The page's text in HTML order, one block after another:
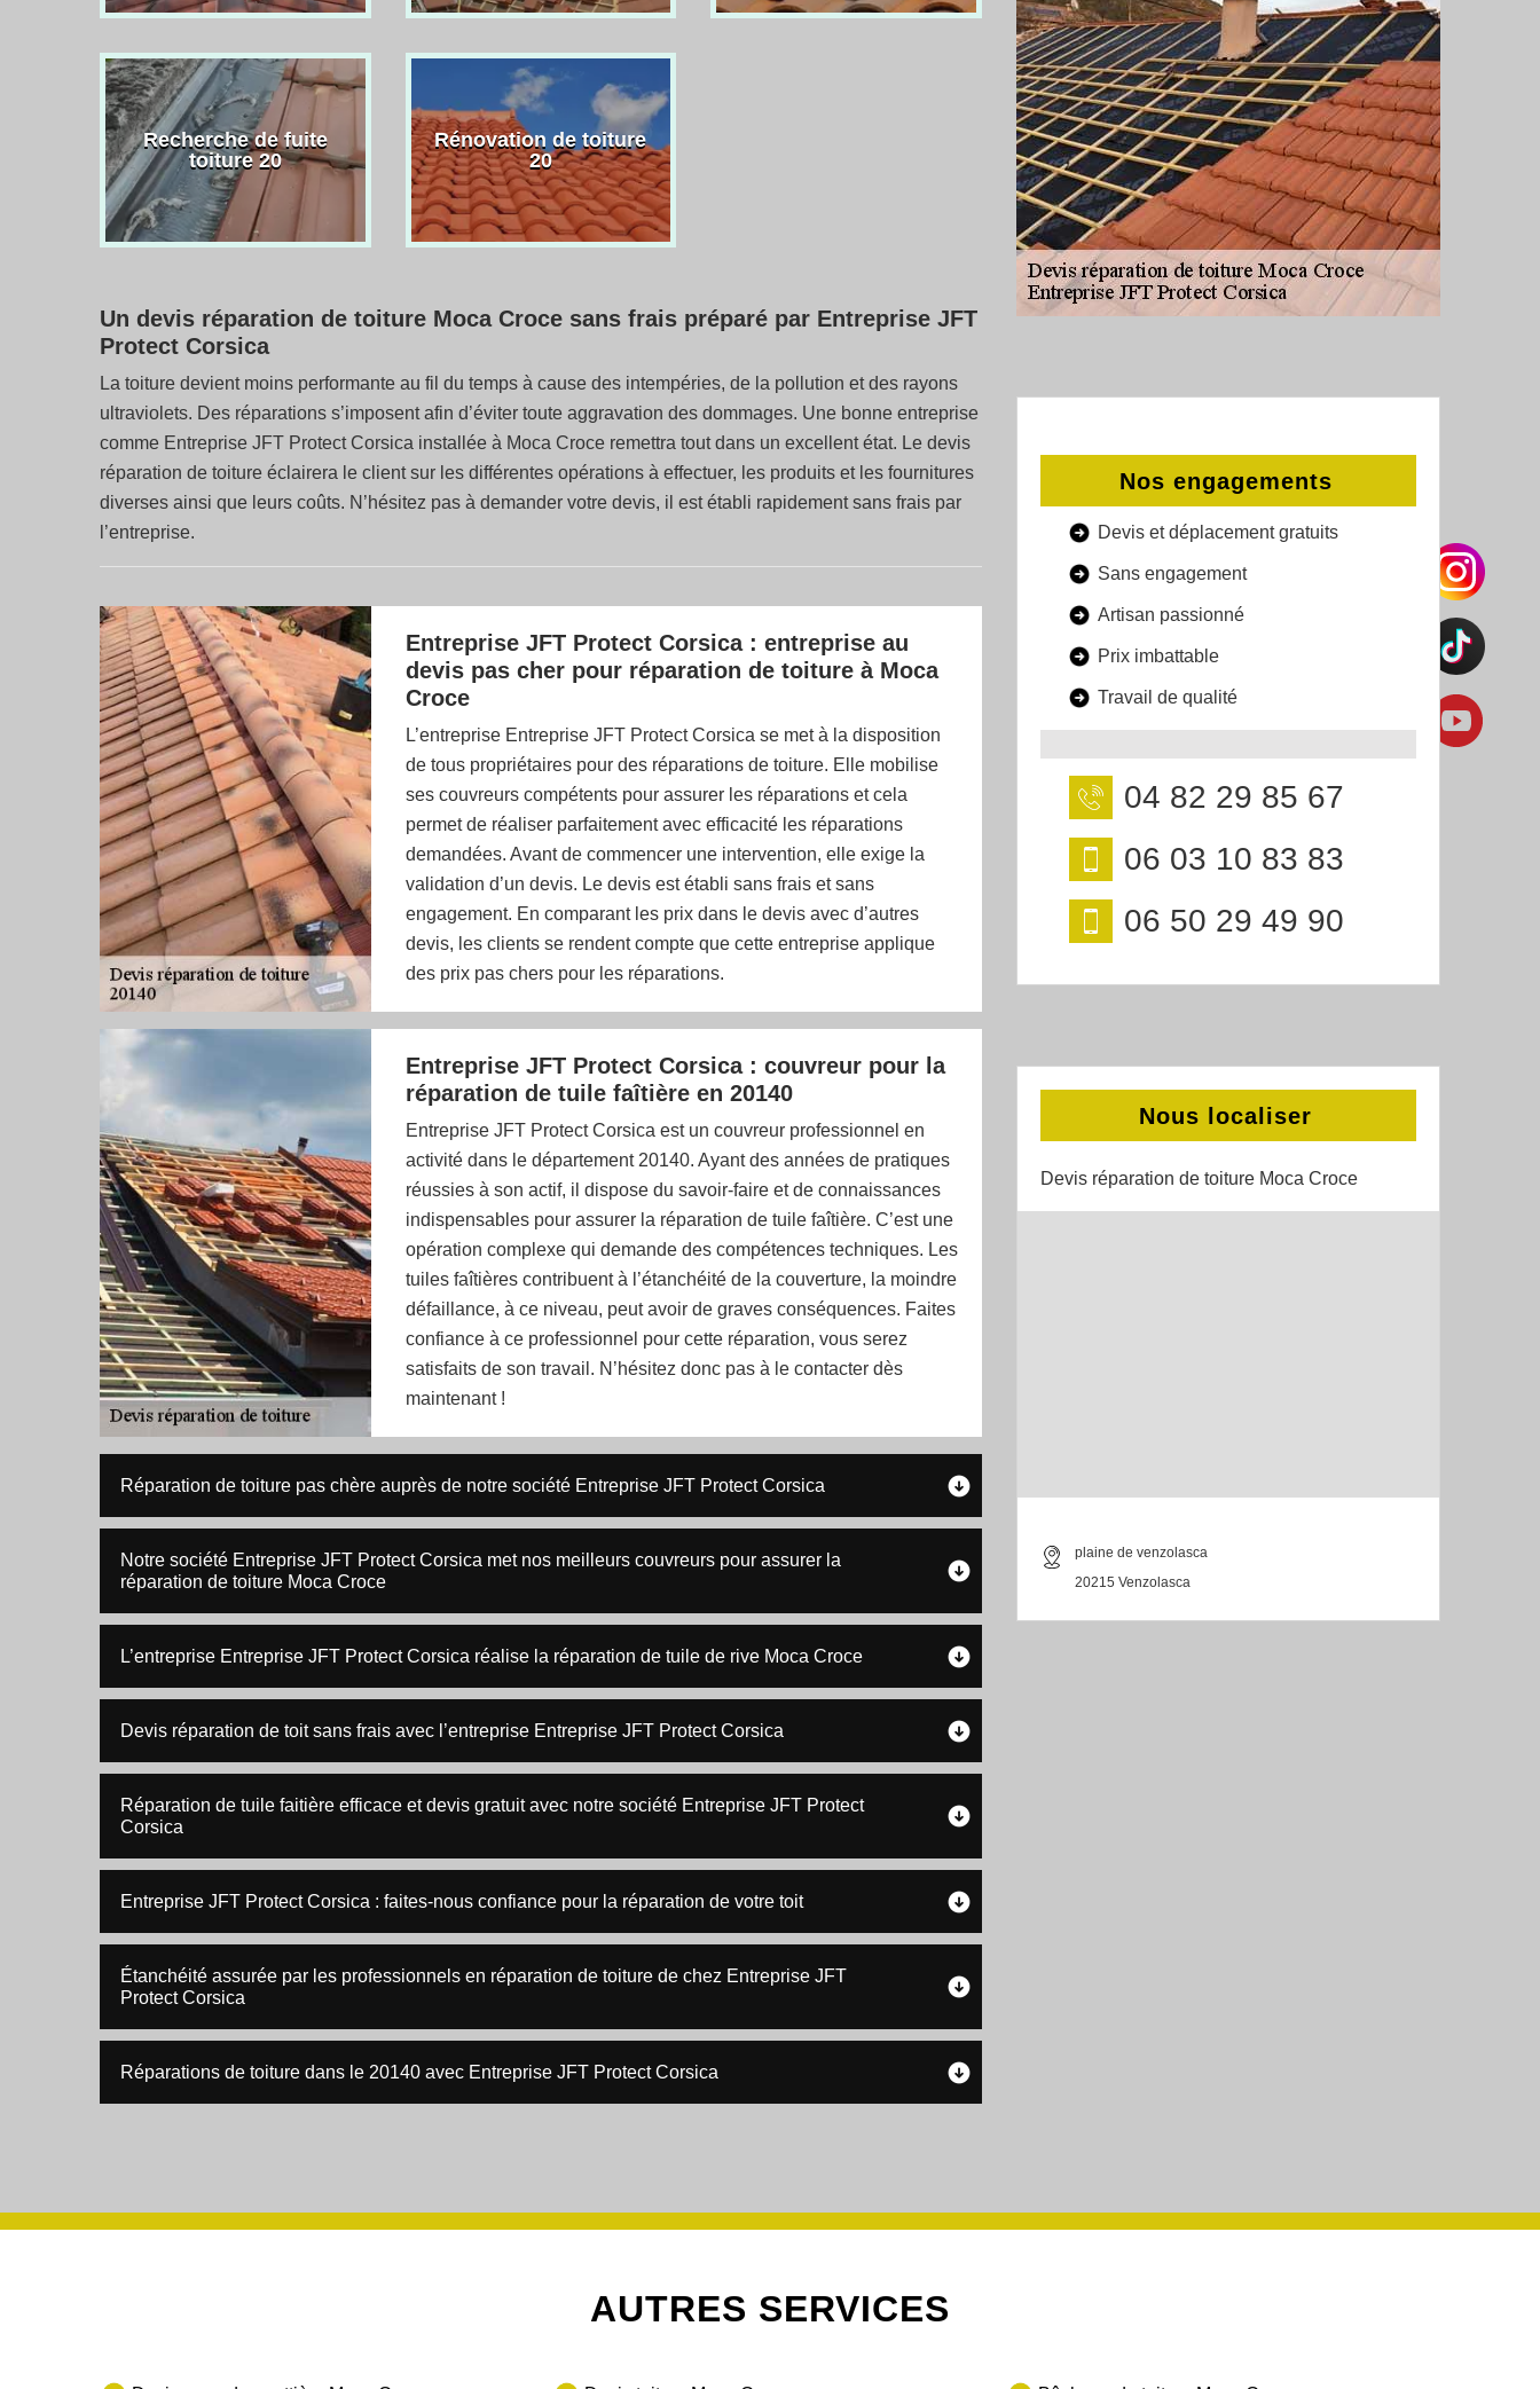
Recherche de fuite
toiture 20
Rénovation de toiture
20
Un devis réparation de toiture Moca Croce sans frais préparé par Entreprise JFT
Protect Corsica
La toiture devient moins performante au fil du temps à cause des intempéries, de la pollution et des rayons
ultraviolets. Des réparations s’imposent afin d’éviter toute aggravation des dommages. Une bonne entreprise
comme Entreprise JFT Protect Corsica installée à Moca Croce remettra tout dans un excellent état. Le devis
réparation de toiture éclairera le client sur les différentes opérations à effectuer, les produits et les fournitures
diverses ainsi que leurs coûts. N’hésitez pas à demander votre devis, il est établi rapidement sans frais par
l’entreprise.
Entreprise JFT Protect Corsica : entreprise au
devis pas cher pour réparation de toiture à Moca
Croce
L’entreprise Entreprise JFT Protect Corsica se met à la disposition
de tous propriétaires pour des réparations de toiture. Elle mobilise
ses couvreurs compétents pour assurer les réparations et cela
permet de réaliser parfaitement avec efficacité les réparations
demandées. Avant de commencer une intervention, elle exige la
validation d’un devis. Le devis est établi sans frais et sans
engagement. En comparant les prix dans le devis avec d’autres
devis, les clients se rendent compte que cette entreprise applique
des prix pas chers pour les réparations.
Entreprise JFT Protect Corsica : couvreur pour la
réparation de tuile faîtière en 20140
Entreprise JFT Protect Corsica est un couvreur professionnel en
activité dans le département 20140. Ayant des années de pratiques
réussies à son actif, il dispose du savoir-faire et de connaissances
indispensables pour assurer la réparation de tuile faîtière. C’est une
opération complexe qui demande des compétences techniques. Les
tuiles faîtières contribuent à l’étanchéité de la couverture, la moindre
défaillance, à ce niveau, peut avoir de graves conséquences. Faites
confiance à ce professionnel pour cette réparation, vous serez
satisfaits de son travail. N’hésitez donc pas à le contacter dès
maintenant !
Réparation de toiture pas chère auprès de notre société Entreprise JFT Protect Corsica
Notre société Entreprise JFT Protect Corsica met nos meilleurs couvreurs pour assurer la
réparation de toiture Moca Croce
L’entreprise Entreprise JFT Protect Corsica réalise la réparation de tuile de rive Moca Croce
Devis réparation de toit sans frais avec l’entreprise Entreprise JFT Protect Corsica
Réparation de tuile faitière efficace et devis gratuit avec notre société Entreprise JFT Protect
Corsica
Entreprise JFT Protect Corsica : faites-nous confiance pour la réparation de votre toit
Étanchéité assurée par les professionnels en réparation de toiture de chez Entreprise JFT
Protect Corsica
Réparations de toiture dans le 20140 avec Entreprise JFT Protect Corsica
Nos engagements
Devis et déplacement gratuits
Sans engagement
Artisan passionné
Prix imbattable
Travail de qualité
04 82 29 85 67
06 03 10 83 83
06 50 29 49 90
Nous localiser
Devis réparation de toiture Moca Croce
plaine de venzolasca
20215 Venzolasca
AUTRES SERVICES